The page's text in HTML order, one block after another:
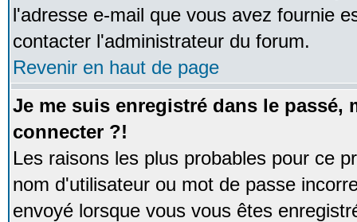
l'adresse e-mail que vous avez fournie
contacter l'administrateur du forum.
Revenir en haut de page
Je me suis enregistré dans le passé,
connecter ?!
Les raisons les plus probables pour ce
nom d'utilisateur ou mot de passe
envoyé lorsque vous vous êtes